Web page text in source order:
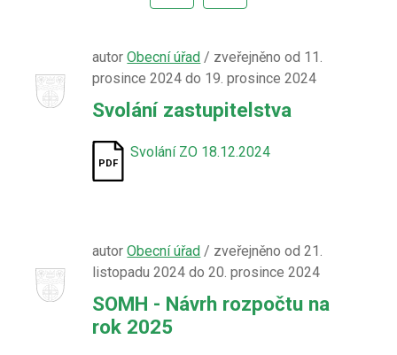
autorObecní úřad / zveřejněno od 11.
prosince 2024 do 19. prosince 2024
Svolání zastupitelstva
Svolání ZO 18.12.2024
autorObecní úřad / zveřejněno od 21.
listopadu 2024 do 20. prosince 2024
SOMH - Návrh rozpočtu na
rok 2025